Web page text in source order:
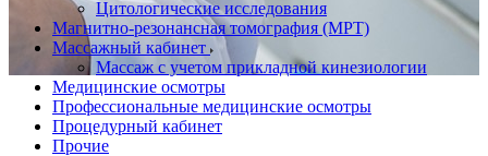
Цитологические исследования
Магнитно-резонансная томография (МРТ)
Массажный кабинет
Массаж с учетом прикладной кинезиологии
Медицинские осмотры
Профессиональные медицинские осмотры
Процедурный кабинет
Прочие